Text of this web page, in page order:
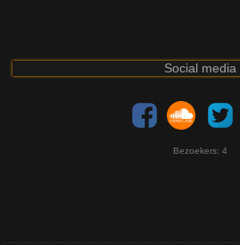
Social media
Bezoekers: 4